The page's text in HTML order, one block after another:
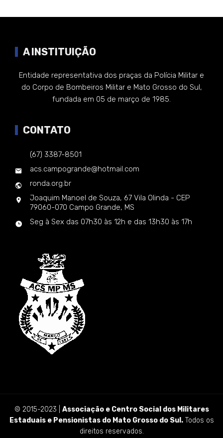
A INSTITUIÇÃO
Entidade representativa dos praças da Polícia Militar e
do Corpo de Bombeiros Militar e Mato Grosso do Sul,
fundada em 05 de março de 1985.
CONTATO
(67) 3387-8501
acs.campogrande@hotmail.com
ronda.org.br
Joaquim Manoel de Souza, 67 Vila Olinda - CEP
79060-070 Campo Grande, MS
Seg à Sex das 07h30 às 12h e das 13h30 às 17h
© 2015-2023 | Associação e Centro Social dos Militares
Estaduais e Pensionistas do Mato Grosso do Sul.Todos os
direitos reservados.